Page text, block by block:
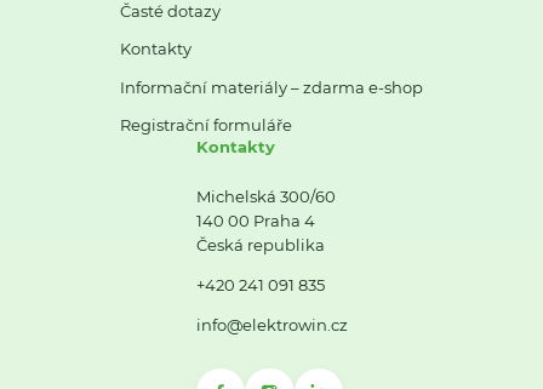
Časté dotazy
Kontakty
Informační materiály – zdarma e-shop
Registrační formuláře
Kontakty
Michelská 300/60
140 00 Praha 4
Česká republika
+420 241 091 835
info@elektrowin.cz